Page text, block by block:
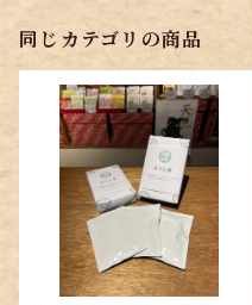
同じカテゴリの商品